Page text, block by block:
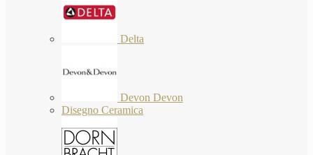
Delta
Devon Devon
Disegno Ceramica